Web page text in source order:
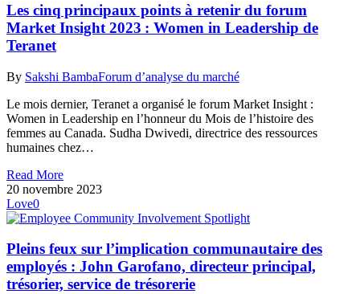
Les cinq principaux points à retenir du forum
Market Insight 2023 : Women in Leadership de
Teranet
By Sakshi BambaForum d’analyse du marché
Le mois dernier, Teranet a organisé le forum Market Insight :
Women in Leadership en l’honneur du Mois de l’histoire des
femmes au Canada. Sudha Dwivedi, directrice des ressources
humaines chez…
Read More
20 novembre 2023
Love0
Pleins feux sur l’implication communautaire des
employés : John Garofano, directeur principal,
trésorier, service de trésorerie